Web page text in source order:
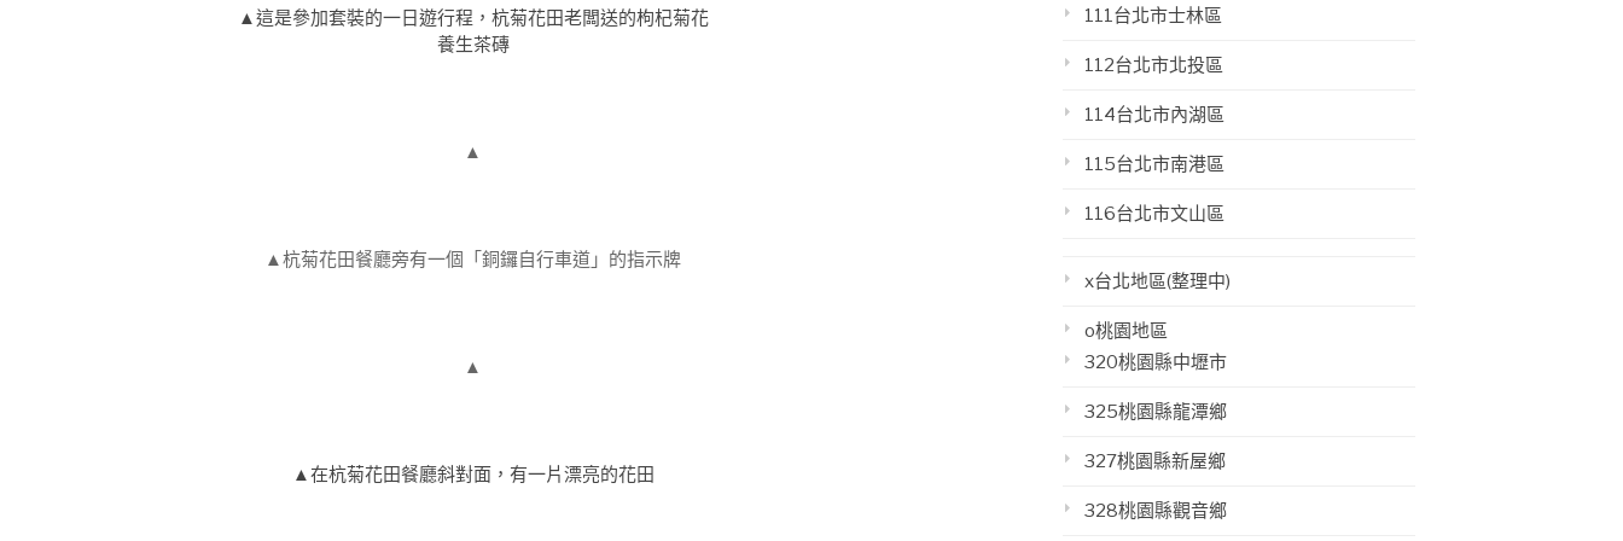
▲這是參加套裝的一日遊行程，杭菊花田老闆送的枸杞菊花
養生茶磚
▲
▲杭菊花田餐廳旁有一個「銅鑼自行車道」的指示牌
▲
▲在杭菊花田餐廳斜對面，有一片漂亮的花田
111台北市士林區
112台北市北投區
114台北市內湖區
115台北市南港區
116台北市文山區
x台北地區(整理中)
o桃園地區
320桃園縣中壢市
325桃園縣龍潭鄉
327桃園縣新屋鄉
328桃園縣觀音鄉